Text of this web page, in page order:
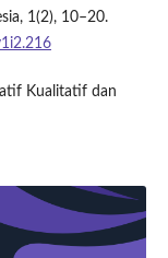
1(2), 10–20.
Kualitatif dan